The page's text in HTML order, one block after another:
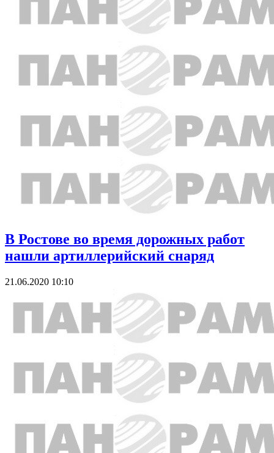
В Ростове во время дорожных работ
нашли артиллерийский снаряд
21.06.2020 10:10